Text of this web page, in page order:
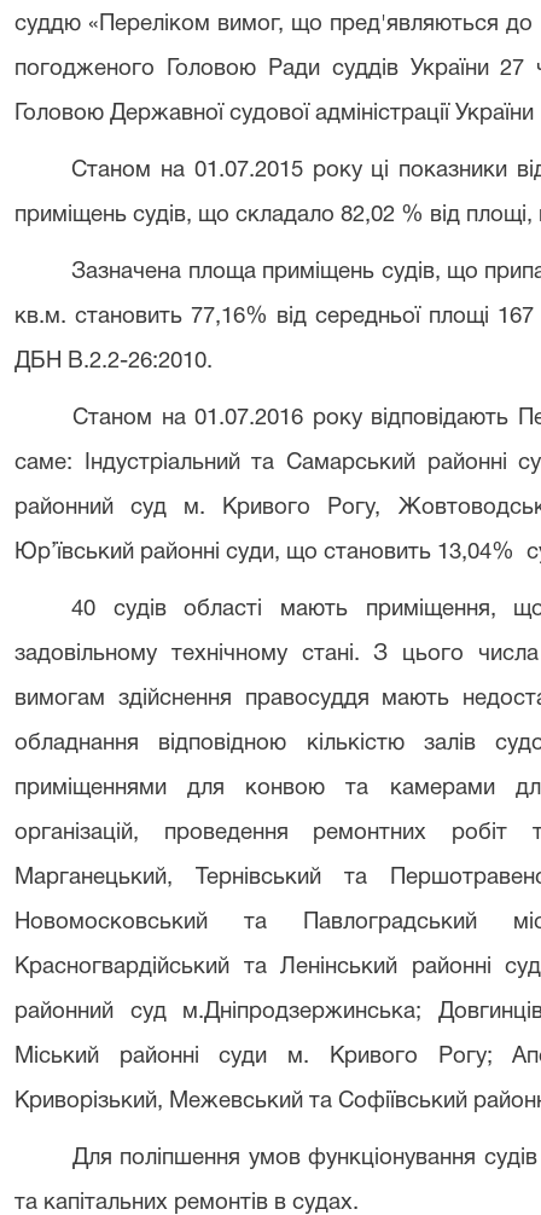
суддю «Переліком вимог, що пред'являються до
погодженого Головою Ради суддів України
Головою Державної судової адміністрації
Станом на 01.07.2015 року ці показники
приміщень судів, що складало 82,02 % від
Зазначена площа приміщень судів, що
кв.м. становить 77,16% від середньої площі
ДБН В.2.2-26:2010.
Станом на 01.07.2016 року відповідають
саме: Індустріальний та Самарський районні
районний суд м. Кривого Рогу,
Юр’ївський районні суди, що становить 13,04%
40 судів області мають приміщення,
задовільному технічному стані. З цього
вимогам здійснення правосуддя мають
обладнання відповідною кількістю залів
приміщеннями для конвою та камерами для
організацій, проведення ремонтних
Марганецький, Тернівський та
Новомосковський та Павлоградський
Красногвардійський та Ленінський районні
районний суд м.Дніпродзержинська;
Міський районні суди м. Кривого Рогу;
Криворізький, Межевський та Софіївський
Для поліпшення умов функціонування
та капітальних ремонтів в судах.